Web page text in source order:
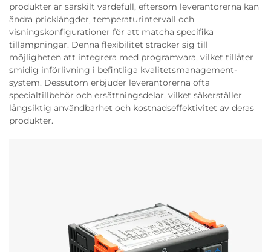
produkter är särskilt värdefull, eftersom leverantörerna kan
ändra pricklängder, temperaturintervall och
visningskonfigurationer för att matcha specifika
tillämpningar. Denna flexibilitet sträcker sig till
möjligheten att integrera med programvara, vilket tillåter
smidig införlivning i befintliga kvalitetsmanagement-
system. Dessutom erbjuder leverantörerna ofta
specialtillbehör och ersättningsdelar, vilket säkerställer
långsiktig användbarhet och kostnadseffektivitet av deras
produkter.